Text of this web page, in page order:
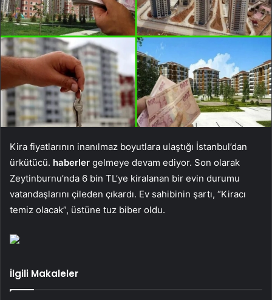
Kira fiyatlarının inanılmaz boyutlara ulaştığı İstanbul’dan
ürkütücü. haberler gelmeye devam ediyor. Son olarak
Zeytinburnu’nda 6 bin TL’ye kiralanan bir evin durumu
vatandaşlarını çileden çıkardı. Ev sahibinin şartı, “Kiracı
temiz olacak”, üstüne tuz biber oldu.
İlgili Makaleler